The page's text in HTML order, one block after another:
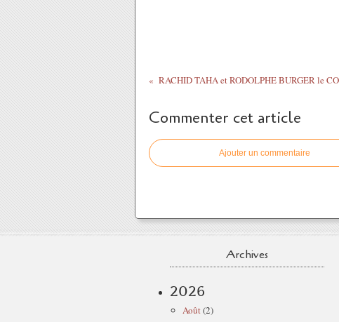
Commenter cet article
Ajouter un commentaire
Archives
2026
Août(2)